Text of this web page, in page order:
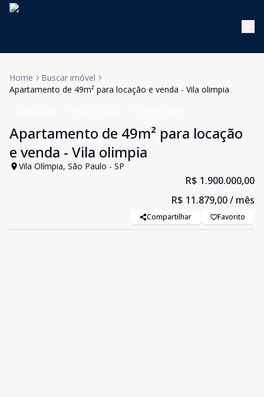
Home
Buscar imóvel
Apartamento de 49m² para locação e venda - Vila olimpia
Apartamento de 49m² para locação
e venda - Vila olimpia
Vila Olímpia, São Paulo - SP
R$ 1.900.000,00
R$ 11.879,00/ mês
Compartilhar Favorito